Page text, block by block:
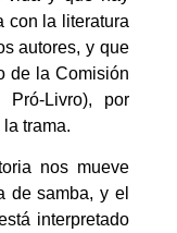
con la literatura
autores, y que
de la Comisión
Livro), por
trama.
nos mueve
de samba, y el
interpretado